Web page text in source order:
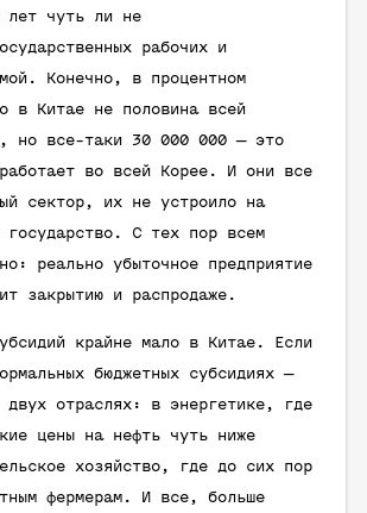
лет чуть ли не
рабочих и
Конечно, в процентном
в Китае не половина всей
но все-таки 30 000 000 — это
во всей Корее. И они все
сектор, их не устроило на
государство. С тех пор всем
реально убыточное предприятие
закрытию и распродаже.
крайне мало в Китае. Если
бюджетных субсидиях —
двух отраслях: в энергетике, где
цены на нефть чуть ниже
хозяйство, где до сих пор
фермерам. И все, больше